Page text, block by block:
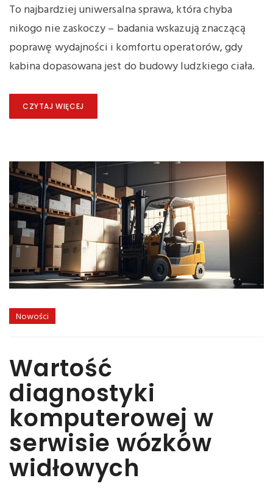
To najbardziej uniwersalna sprawa, która chyba
nikogo nie zaskoczy – badania wskazują znaczącą
poprawę wydajności i komfortu operatorów, gdy
kabina dopasowana jest do budowy ludzkiego ciała.
CZYTAJ WIĘCEJ
Nowości
Wartość
diagnostyki
komputerowej w
serwisie wózków
widłowych